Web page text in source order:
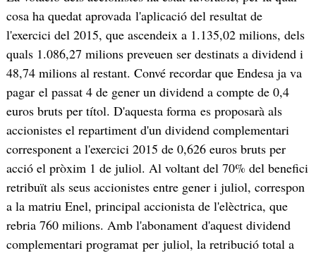
cosa ha quedat aprovada l'aplicació del resultat de
l'exercici del 2015, que ascendeix a 1.135,02 milions, dels
quals 1.086,27 milions preveuen ser destinats a dividend i
48,74 milions al restant. Convé recordar que Endesa ja va
pagar el passat 4 de gener un dividend a compte de 0,4
euros bruts per títol. D'aquesta forma es proposarà als
accionistes el repartiment d'un dividend complementari
corresponent a l'exercici 2015 de 0,626 euros bruts per
acció el pròxim 1 de juliol. Al voltant del 70% del benefici
retribuït als seus accionistes entre gener i juliol, correspon
a la matriu Enel, principal accionista de l'elèctrica, que
rebria 760 milions. Amb l'abonament d'aquest dividend
complementari programat per juliol, la retribució total a